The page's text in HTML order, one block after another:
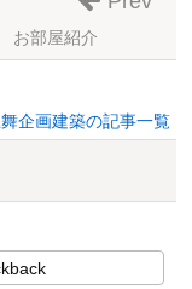
お部屋紹介
企画建築の記事一覧